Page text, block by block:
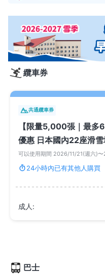
纜車券
共通纜車券
【限量5,000張｜最多
優惠 日本國內22座滑
可以使用期間 2026/11/21(週六)
24小時內已有其他人購買
成人:
巴士